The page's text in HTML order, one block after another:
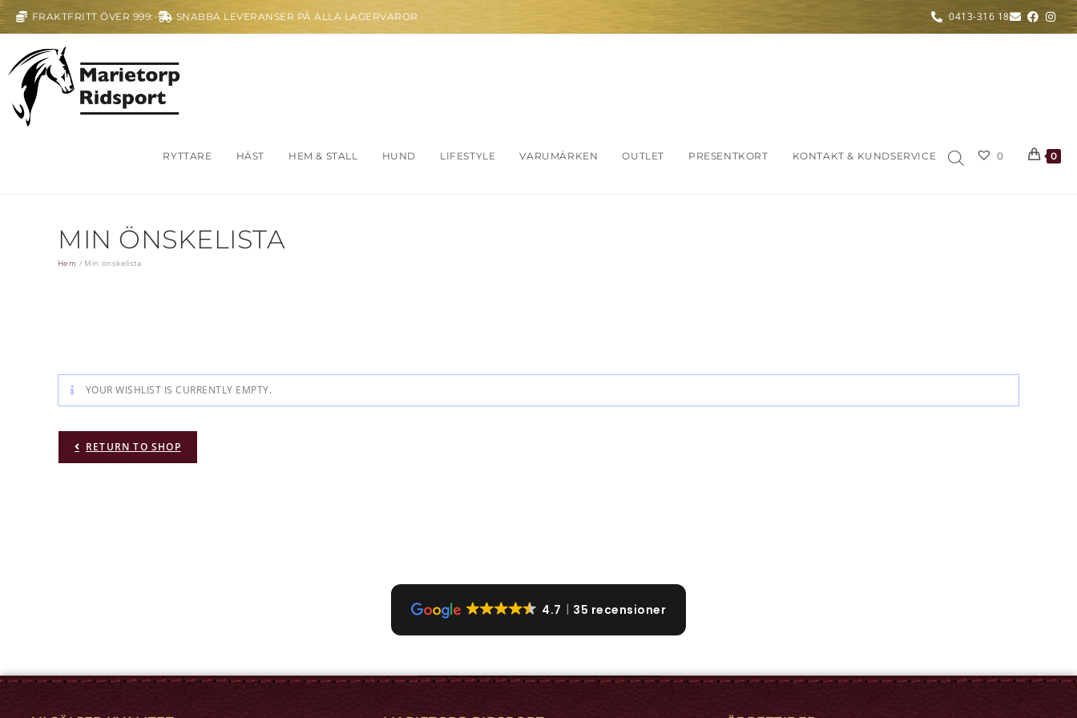
FRAKTFRITT ÖVER 999:- SNABBA LEVERANSER PÅ ALLA LAGERVAROR 0413-316 18
RYTTARE HÄST HEM & STALL HUND LIFESTYLE VARUMÄRKEN OUTLET PRESENTKORT KONTAKT & KUNDSERVICE 0 0
MIN ÖNSKELISTA
Hem / Min önskelista
YOUR WISHLIST IS CURRENTLY EMPTY.
RETURN TO SHOP
4.7 35 recensioner